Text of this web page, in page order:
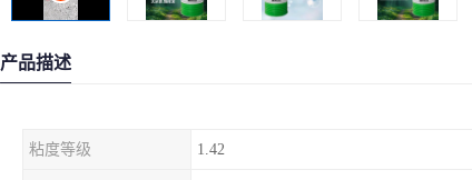
产品描述
粘度等级 1.42